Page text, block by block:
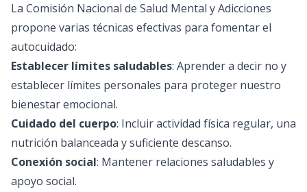
La Comisión Nacional de Salud Mental y Adicciones
propone varias técnicas efectivas para fomentar el
autocuidado:
Establecer límites saludables: Aprender a decir no y
establecer límites personales para proteger nuestro
bienestar emocional.
Cuidado del cuerpo: Incluir actividad física regular, una
nutrición balanceada y suficiente descanso.
Conexión social: Mantener relaciones saludables y
apoyo social.